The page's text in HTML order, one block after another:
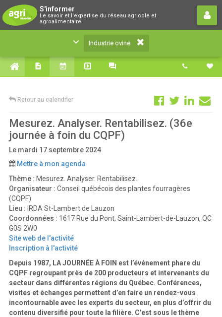
S'informer
Le savoir et l'expertise du réseau agricole et
agroalimentaire
Industrie ovine
Le savoir et l'expertise du réseau agricole et
agroalimentaire
Industrie ovine
Retour au calendrier
Mesurez. Analyser. Rentabilisez. (36e
journée à foin du CQPF)
Le mardi 17 septembre 2024
Mettre à mon agenda
Thème : Mesurez. Analyser. Rentabilisez.
Organisateur : Conseil québécois des plantes fourragères
(CQPF)
Lieu : IRDA St-Lambert de Lauzon
Coordonnées : 1617 Rue du Pont, Saint-Lambert-de-Lauzon, QC
G0S 2W0
Site web de l'activité
Inscription à l'activité
Depuis 1987, LA JOURNÉE À FOIN est l’événement phare du
CQPF regroupant près de 200 producteurs et intervenants du
secteur dans différentes régions du Québec. Conférences,
visites et échanges permettent d’en faire un rendez-vous
incontournable avec les experts du secteur, en plus d’offrir du
contenu diversifié pour toute la filière. C’est sous le thème